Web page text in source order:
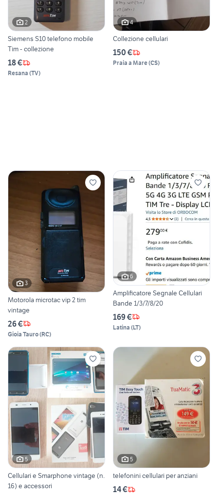
2
Siemens S10 telefono mobile
Tim - collezione
18 €
Resana (TV)
4
Collezione cellulari
150 €
Praia a Mare(CS)
3
Motorola microtac vip 2 tim
vintage
26 €
Gioia Tauro(RC)
6
Amplificatore Segnale Cellulari
Bande 1/3/7/8/20
169 €
Latina (LT)
5
Cellulari e Smarphone vintage (n.
16) e accessori
5
telefonini cellulari per anziani
14 €